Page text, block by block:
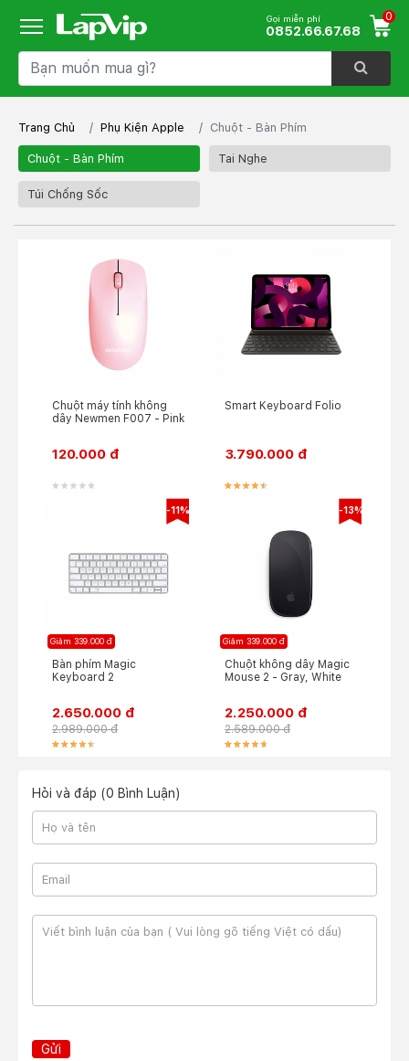
Gọi miễn phí
0852.66.67.68
0
Trang Chủ Phụ Kiện Apple Chuột - Bàn Phím
Chuột - Bàn Phím Tai Nghe
Túi Chống Sốc
Chuột máy tính không
dây Newmen F007 - Pink
120.000 đ
Smart Keyboard Folio
3.790.000 đ
Giảm 339.000 đ
-11%
Bàn phím Magic
Keyboard 2
2.650.000 đ
2.989.000 đ
Giảm 339.000 đ
-13%
Chuột không dây Magic
Mouse 2 - Gray, White
2.250.000 đ
2.589.000 đ
Hỏi và đáp (0 Bình Luận)
Gửi